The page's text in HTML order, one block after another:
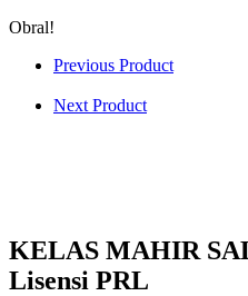
Obral!
Previous Product
Next Product
KELAS MAHIR
Lisensi PRL